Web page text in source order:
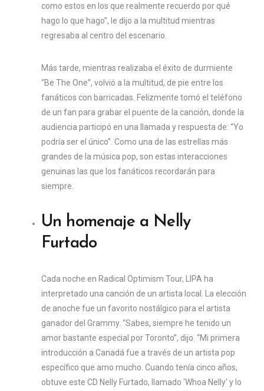
como estos en los que realmente recuerdo por qué
hago lo que hago”, le dijo a la multitud mientras
regresaba al centro del escenario.
Más tarde, mientras realizaba el éxito de durmiente
“Be The One”, volvió a la multitud, de pie entre los
fanáticos con barricadas. Felizmente tomó el teléfono
de un fan para grabar el puente de la canción, donde la
audiencia participó en una llamada y respuesta de: “Yo
podría ser el único”. Como una de las estrellas más
grandes de la música pop, son estas interacciones
genuinas las que los fanáticos recordarán para
siempre.
Un homenaje a Nelly
Furtado
Cada noche en Radical Optimism Tour, LIPA ha
interpretado una canción de un artista local. La elección
de anoche fue un favorito nostálgico para el artista
ganador del Grammy. “Sabes, siempre he tenido un
amor bastante especial por Toronto”, dijo. “Mi primera
introducción a Canadá fue a través de un artista pop
específico que amo mucho. Cuando tenía cinco años,
obtuve este CD Nelly Furtado, llamado 'Whoa Nelly' y lo